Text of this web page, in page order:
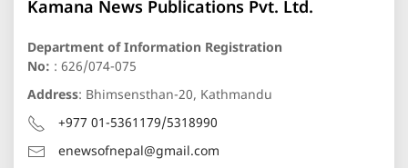
Kamana News Publications Pvt. Ltd.
Department of Information Registration
No: : 626/074-075
Address: Bhimsensthan-20, Kathmandu
+977 01-5361179/5318990
enewsofnepal@gmail.com